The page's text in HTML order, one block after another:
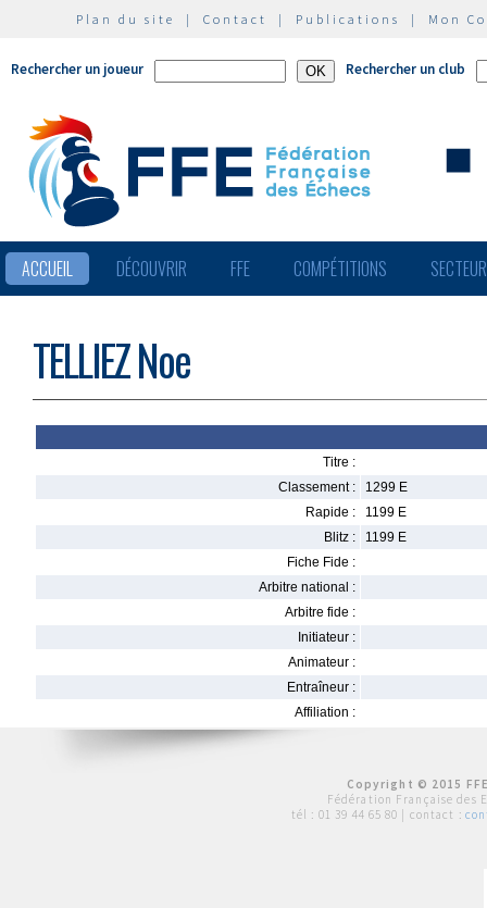
Plan du site | Contact | Publications | Mon
Rechercher un joueur Rechercher un club
ACCUEIL DÉCOUVRIR FFE COMPÉTITIONS
TELLIEZ Noe
Titre :
Classement :
1299 E
Rapide :
1199 E
Blitz :
1199 E
Fiche Fide :
Arbitre national :
Arbitre fide :
Initiateur :
Animateur :
Entraîneur :
Affiliation :
Copyright © 2015
Fédération Française des
tél : 01 39 44 65 80 | contact :